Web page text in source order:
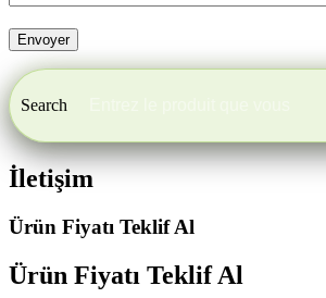
Search
İletişim
Ürün Fiyatı Teklif Al
Ürün Fiyatı Teklif Al